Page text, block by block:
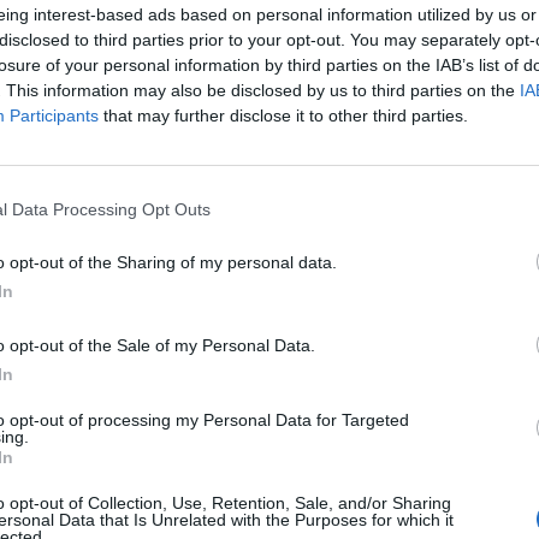
interest-based ads based on personal information utilized by us
to third parties prior to your opt-out. You may separately
of your personal information by third parties on the IAB’s list of
This information may also be disclosed by us to third parties on the
Participants that may further disclose it to other third parties.
Data Processing Opt Outs
opt-out of the Sharing of my personal data.
opt-out of the Sale of my Personal Data.
opt-out of processing my Personal Data for Targeted
opt-out of Collection, Use, Retention, Sale, and/or Sharing
Data that Is Unrelated with the Purposes for which it
ομαδικών μαθημάτων Yoga, καθώς και την παροχή
προσαρμοσμένων στις ανάγκες και το επίπεδο των
Στόχος είναι η δημιουργία μιας ολοκληρωμένης
και πολυτελή εξυπηρέτηση. Απαραίτητη είναι η
διακριτικότητας και φιλοξενίας, σύμφωνα με τα
Απόφοιτος σχολής φυσικής αγωγής (ΤΕΦΑΑ ή ΙΕΚ)
Πιστοποίηση ή δίπλωμα στη θεραπεία μασάζ ή
Ανταγωνιστικό πακέτο αποδοχών